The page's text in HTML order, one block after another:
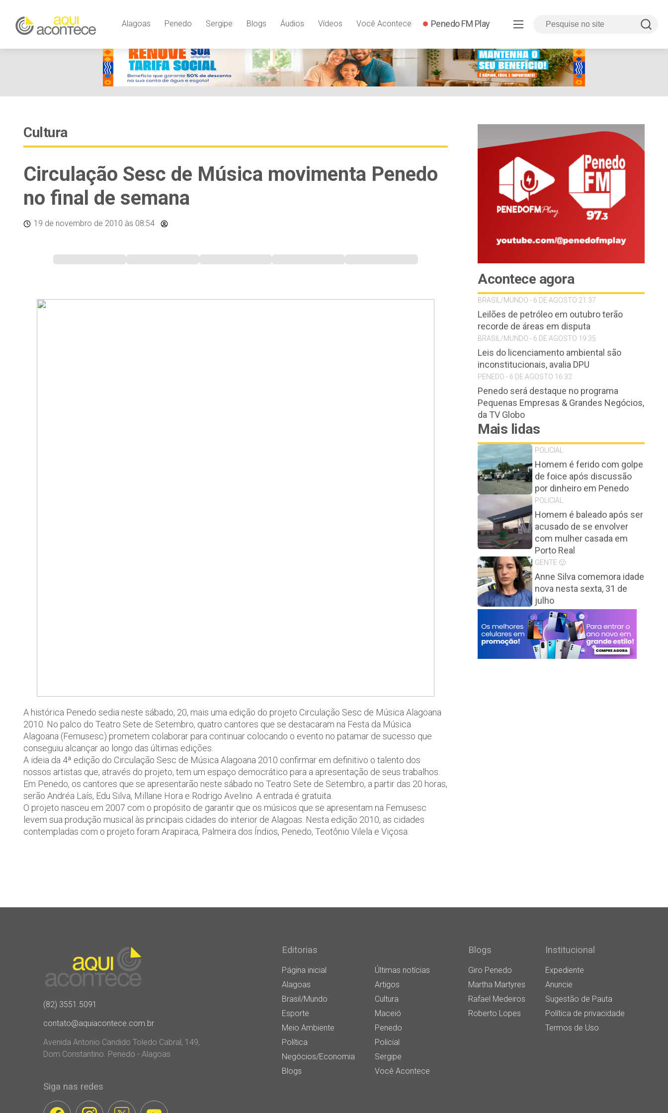
Alagoas Penedo Sergipe Blogs Áudios Vídeos Você Acontece Penedo FM Play
Cultura
Circulação Sesc de Música movimenta Penedo
no final de semana
19 de novembro de 2010 às 08:54
A histórica Penedo sedia neste sábado, 20, mais uma edição do projeto Circulação Sesc de Música Alagoana
2010. No palco do Teatro Sete de Setembro, quatro cantores que se destacaram na Festa da Música
Alagoana (Femusesc) prometem colaborar para continuar colocando o evento no patamar de sucesso que
conseguiu alcançar ao longo das últimas edições.
A ideia da 4ª edição do Circulação Sesc de Música Alagoana 2010 confirmar em definitivo o talento dos
nossos artistas que, através do projeto, tem um espaço democrático para a apresentação de seus trabalhos.
Em Penedo, os cantores que se apresentarão neste sábado no Teatro Sete de Setembro, a partir das 20 horas,
serão Andréa Laís, Edu Silva, Millane Hora e Rodrigo Avelino. A entrada é gratuita.
O projeto nasceu em 2007 com o propósito de garantir que os músicos que se apresentam na Femusesc
levem sua produção musical às principais cidades do interior de Alagoas. Nesta edição 2010, as cidades
contempladas com o projeto foram Arapiraca, Palmeira dos Índios, Penedo, Teotônio Vilela e Viçosa.
Acontece agora
BRASIL/MUNDO - 6 DE AGOSTO 21:37
Leilões de petróleo em outubro terão
recorde de áreas em disputa
BRASIL/MUNDO - 6 DE AGOSTO 19:35
Leis do licenciamento ambiental são
inconstitucionais, avalia DPU
PENEDO - 6 DE AGOSTO 16:32
Penedo será destaque no programa
Pequenas Empresas & Grandes Negócios,
da TV Globo
Mais lidas
POLICIAL
Homem é ferido com golpe
de foice após discussão
por dinheiro em Penedo
POLICIAL
Homem é baleado após ser
acusado de se envolver
com mulher casada em
Porto Real
GENTE 🙂
Anne Silva comemora idade
nova nesta sexta, 31 de
julho
(82) 3551.5091
contato@aquiacontece.com.br
Avenida Antonio Candido Toledo Cabral, 149,
Dom Constantino. Penedo - Alagoas
Siga nas redes
Editorias
Página inicial
Últimas notícias
Alagoas
Artigos
Brasil/Mundo
Cultura
Esporte
Maceió
Meio Ambiente
Penedo
Política
Policial
Negócios/Economia
Sergipe
Blogs
Você Acontece
Blogs
Giro Penedo
Martha Martyres
Rafael Medeiros
Roberto Lopes
Institucional
Expediente
Anuncie
Sugestão de Pauta
Política de privacidade
Termos de Uso